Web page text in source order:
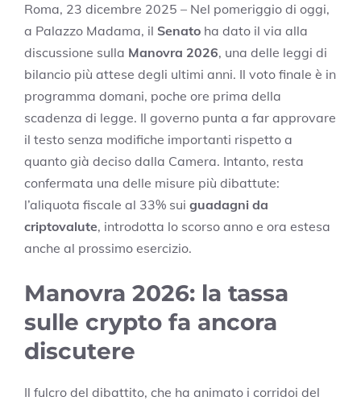
Roma, 23 dicembre 2025 – Nel pomeriggio di oggi,
a Palazzo Madama, il Senato ha dato il via alla
discussione sulla Manovra 2026, una delle leggi di
bilancio più attese degli ultimi anni. Il voto finale è in
programma domani, poche ore prima della
scadenza di legge. Il governo punta a far approvare
il testo senza modifiche importanti rispetto a
quanto già deciso dalla Camera. Intanto, resta
confermata una delle misure più dibattute:
l’aliquota fiscale al 33% sui guadagni da
criptovalute, introdotta lo scorso anno e ora estesa
anche al prossimo esercizio.
Manovra 2026: la tassa
sulle crypto fa ancora
discutere
Il fulcro del dibattito, che ha animato i corridoi del